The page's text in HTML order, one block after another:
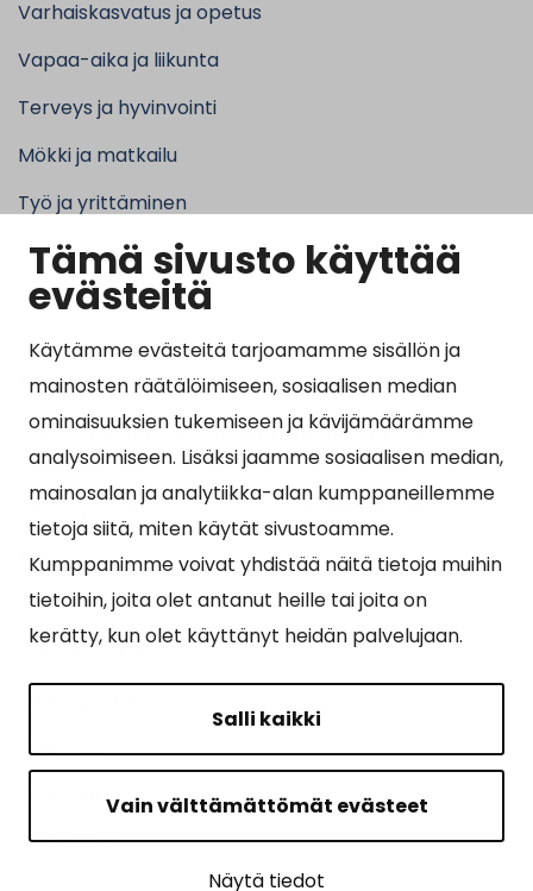
Tämä sivusto käyttää
evästeitä
Käytämme evästeitä tarjoamamme sisällön ja
mainosten räätälöimiseen, sosiaalisen median
ominaisuuksien tukemiseen ja kävijämäärämme
analysoimiseen. Lisäksi jaamme sosiaalisen median,
mainosalan ja analytiikka-alan kumppaneillemme
tietoja siitä, miten käytät sivustoamme.
Kumppanimme voivat yhdistää näitä tietoja muihin
tietoihin, joita olet antanut heille tai joita on
kerätty, kun olet käyttänyt heidän palvelujaan.
Salli kaikki
Vain välttämättömät evästeet
Näytä tiedot
Varhaiskasvatus ja opetus
Vapaa-aika ja liikunta
Terveys ja hyvinvointi
Mökki ja matkailu
Työ ja yrittäminen
Kunta ja hallinto
Suosituimmat sivut
Esityslistat, pöytäkirjat, viranhaltijapäätökset ja
kuulutukset
Tietoa ja ohjeistusta koronavirukseen liittyen
Asiointipiste
Sähköinen asiointi
Yhteydenotto
Tilavaraus
Ruokalistat